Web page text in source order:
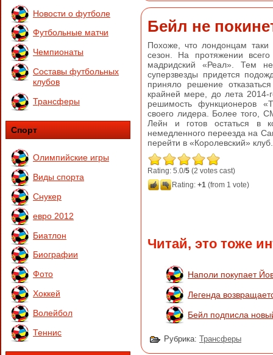
Новости о футболе
Футбольные матчи
Чемпионаты
Составы футбольных
клубов
Трансферы
Спорт
Олимпийские игры
Виды спорта
Снукер
евро 2012
Биатлон
Биографии
Фото
Хоккей
Волейбол
Теннис
Бейл не
Похоже, что лондонцам
сезон. На протяжении
мадридский «Реал». Тем
суперзвезды придется
приняло решение
крайней мере, до лета 2014-
решимость функционеров
своего лидера. Более того,
Лейн и готов остаться в
немедленного переезда на
перейти в «Королевский» клуб.
Rating: 5.0/5 (2 votes cast)
Rating: +1 (from 1 vote)
Читай, это тоже
Наполи покупает
Легенда
Бейл подписла
Рубрика: Трансферы